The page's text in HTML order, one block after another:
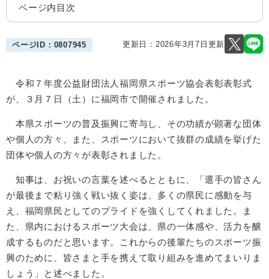
ページ内目次
ページID：0807945 更新日：2026年3月7日更新
令和７年度公益財団法人福岡県スポーツ協会表彰表彰式
が、３月７日（土）に福岡市で開催されました。
本県スポーツの普及振興に寄与し、その功績が顕著な団体
や個人の方々、また、スポーツにおいて抜群の成績を挙げた
団体や個人の方々が表彰されました。
知事は、お祝いの言葉を述べるとともに、「選手の皆さん
が最後まで粘り強く戦い抜く姿は、多くの県民に感動を与
え、福岡県民としてのプライドを強くしてくれました。ま
た、県内におけるスポーツ大会は、県の一体感や、活力を醸
成するものだと思います。これからの後輩たちのスポーツ振
興のために、皆さまと手を携えて取り組みを進めてまいりま
しょう」と述べました。